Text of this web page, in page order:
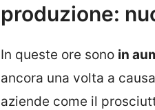
produzione:
In queste ore sono in
ancora una volta a
aziende come il